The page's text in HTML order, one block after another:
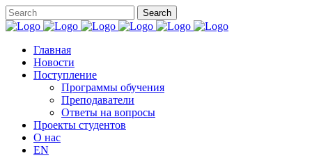
Главная
Новости
Поступление
Программы обучения
Преподаватели
Ответы на вопросы
Проекты студентов
О нас
EN